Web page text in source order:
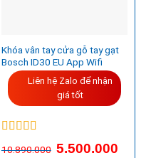
Khóa vân tay cửa gỗ tay gạt
Bosch ID30 EU App Wifi
Liên hệ Zalo để nhận
giá tốt
hạng5.005
10.890.000 5.500.000